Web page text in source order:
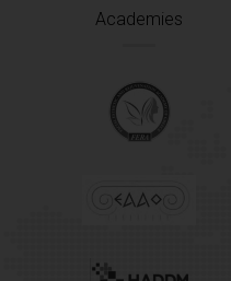
Academies